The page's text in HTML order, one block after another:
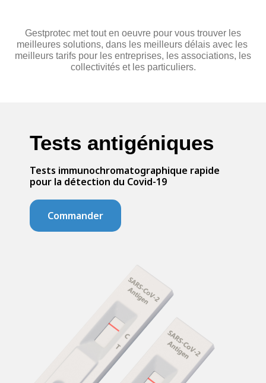
Gestprotec met tout en oeuvre pour vous trouver les
meilleures solutions, dans les meilleurs délais avec les
meilleurs tarifs pour les entreprises, les associations, les
collectivités et les particuliers.
Tests antigéniques
Tests immunochromatographique rapide
pour la détection du Covid-19
Commander